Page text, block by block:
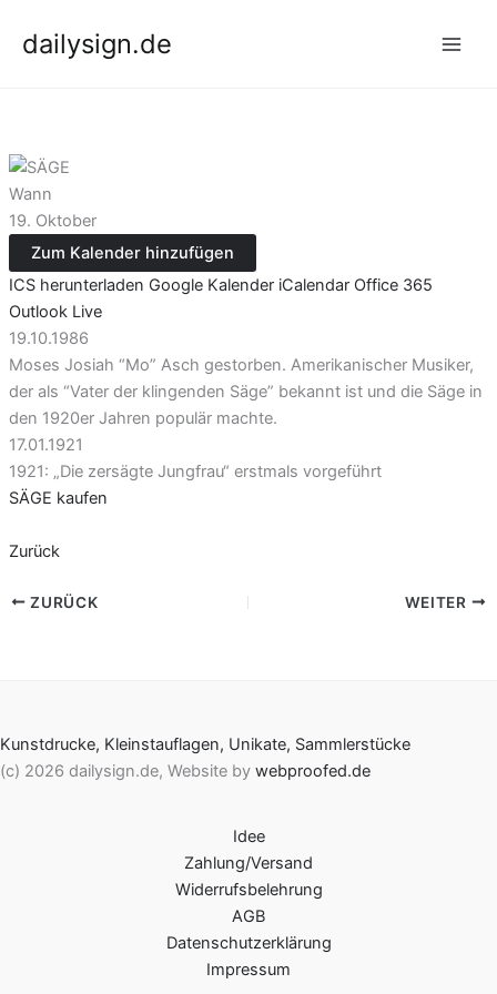
Inhaltdailysign.de
Wann
19. Oktober
Zum Kalender hinzufügen
ICS herunterladen Google Kalender iCalendar Office 365
Outlook Live
19.10.1986
Moses Josiah “Mo” Asch gestorben. Amerikanischer Musiker,
der als “Vater der klingenden Säge” bekannt ist und die Säge in
den 1920er Jahren populär machte.
17.01.1921
1921: „Die zersägte Jungfrau“ erstmals vorgeführt
SÄGE kaufen
Zurück
ZURÜCK WEITER
Kunstdrucke, Kleinstauflagen, Unikate, Sammlerstücke
(c) 2026 dailysign.de, Website by webproofed.de
Idee
Zahlung/Versand
Widerrufsbelehrung
AGB
Datenschutzerklärung
Impressum